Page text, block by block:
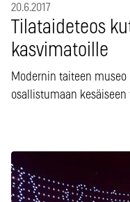
20.6.2017
Tilataideteos
kasvimatoille
Modernin taiteen
osallistumaan